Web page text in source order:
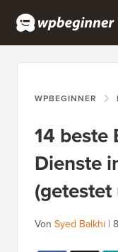
WPBEGINNER
14 beste
Dienste
Von Syed Balkhi |